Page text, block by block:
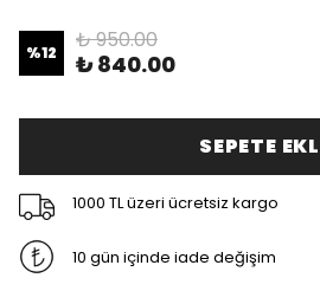
%12 ₺ 950.00
₺ 840.00
SEPETE
1000 TL üzeri ücretsiz kargo
10 gün içinde iade değişim